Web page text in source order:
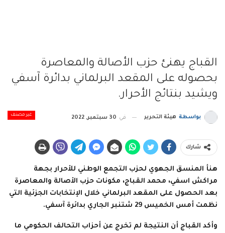
القباج يهنئ حزب الأصالة والمعاصرة
بحصوله على المقعد البرلماني بدائرة آسفي
ويشيد بنتائج الأحرار.
غير مصنف بواسطة هيئة التحرير في 30 سبتمبر, 2022
شارك
هنأ المنسق الجهوي لحزب التجمع الوطني للأحرار بجهة
مراكش اسفي، محمد القباج، مكونات حزب الأصالة والمعاصرة
بعد الحصول على المقعد البرلماني خلال الإنتخابات الجزئية التي
نظمت أمس الخميس 29 شتنبر الجاري بدائرة آسفي.
وأكد القباج أن النتيجة لم تخرج عن أحزاب التحالف الحكومي ما